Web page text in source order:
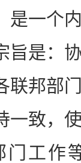
是一个
旨是：
联邦部
一致，
工作